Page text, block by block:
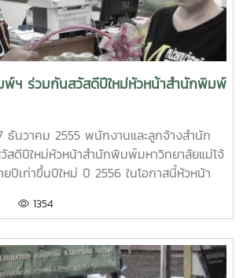
ฯ ร่วมกันสวัสดีปีใหม่หัวหน้าสำนักพิมพ์
าคม 2555 พนักงานและลูกจ้างสำนัก
ดีปีใหม่หัวหน้าสำนักพิมพ์มหาวิทยาลัยแม่โจ้
ยปีเก่าขึ้นปีใหม่ ปี 2556 ในโอกาสนี้หัวหน้า
| 1354